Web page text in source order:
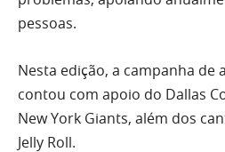
pessoas.
Nesta edição, a campanha de
contou com apoio do Dallas
New York Giants, além dos
Jelly Roll.